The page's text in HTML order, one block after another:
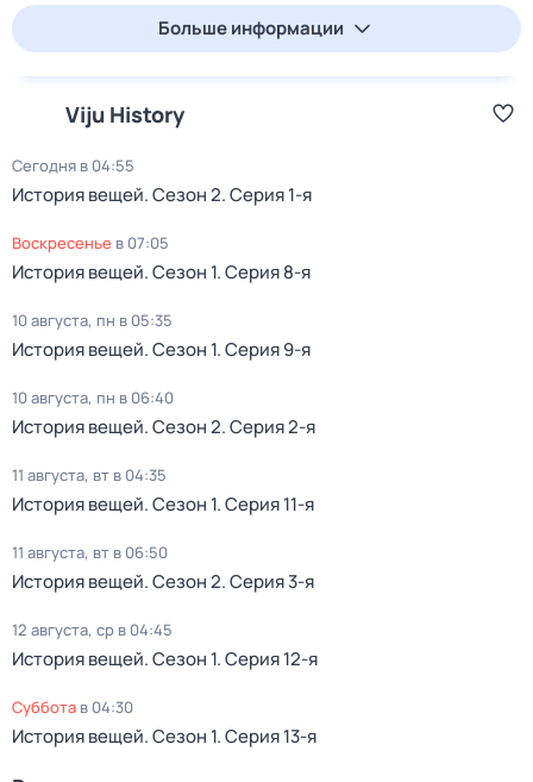
Больше информации
Viju History
Сегодня в 04:55
История вещей. Сезон 2. Серия 1-я
воскресенье в 07:05
История вещей. Сезон 1. Серия 8-я
10 августа, пн в 05:35
История вещей. Сезон 1. Серия 9-я
10 августа, пн в 06:40
История вещей. Сезон 2. Серия 2-я
11 августа, вт в 04:35
История вещей. Сезон 1. Серия 11-я
11 августа, вт в 06:50
История вещей. Сезон 2. Серия 3-я
12 августа, ср в 04:45
История вещей. Сезон 1. Серия 12-я
суббота в 04:30
История вещей. Сезон 1. Серия 13-я